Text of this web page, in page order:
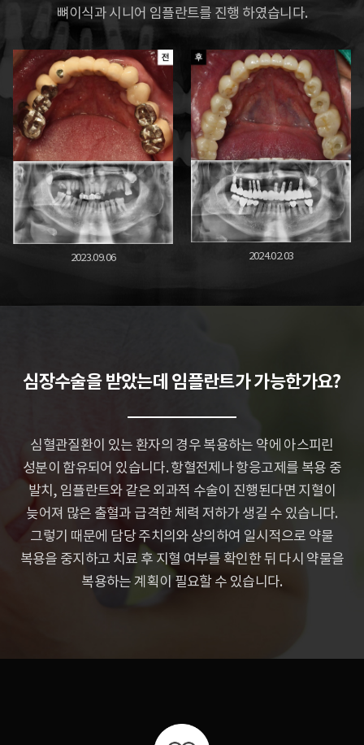
뼈이식과 시니어 임플란트를 진행 하였습니다.
2023.09.06 2024.02.03
심장수술을 받았는데 임플란트가 가능한가요?
심혈관질환이 있는 환자의 경우 복용하는 약에 아스피린
성분이 함유되어 있습니다.항혈전제나 항응고제를 복용 중
발치, 임플란트와 같은 외과적 수술이 진행된다면 지혈이
늦어져 많은 출혈과 급격한 체력 저하가 생길 수 있습니다.
그렇기 때문에 담당 주치의와 상의하여 일시적으로 약물
복용을 중지하고 치료 후 지혈 여부를 확인한 뒤 다시 약물을
복용하는 계획이 필요할 수 있습니다.